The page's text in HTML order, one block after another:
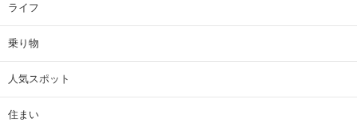
ライフ
乗り物
人気スポット
住まい